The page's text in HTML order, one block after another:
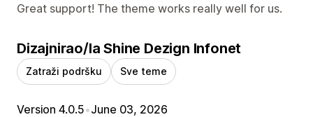
Great support! The theme works really well for us.
Dizajnirao/la Shine Dezign Infonet
Zatraži podršku Sve teme
Version 4.0.5•June 03, 2026